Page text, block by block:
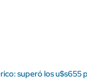
superó los u$s655